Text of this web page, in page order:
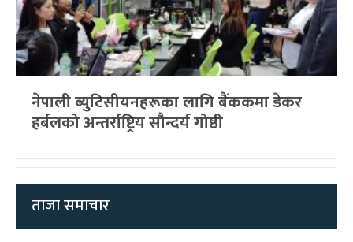
नेपाली ब्युटिसीयनहरूका लागि बैंककमा डेकर
हर्बलको अन्तर्राष्ट्रिय सौन्दर्य गोष्ठी
ताजा समाचार